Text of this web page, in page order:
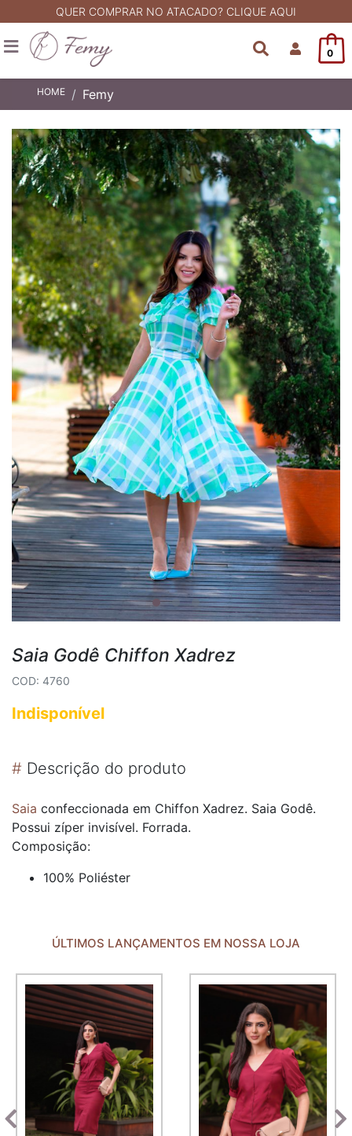
QUER COMPRAR NO ATACADO? CLIQUE AQUI
0
HOME Femy
Saia Godê Chiffon Xadrez
COD: 4760
Indisponível
# Descrição do produto
Saia confeccionada em Chiffon Xadrez. Saia Godê.
Possui zíper invisível. Forrada.
Composição:
100% Poliéster
ÚLTIMOS LANÇAMENTOS EM NOSSA LOJA